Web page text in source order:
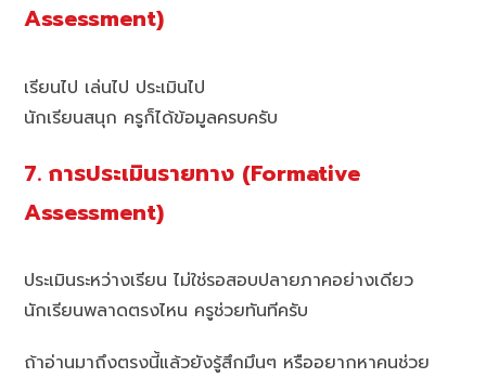
Assessment)
เรียนไป เล่นไป ประเมินไป
นักเรียนสนุก ครูก็ได้ข้อมูลครบครับ
7. การประเมินรายทาง (Formative
Assessment)
ประเมินระหว่างเรียน ไม่ใช่รอสอบปลายภาคอย่างเดียว
นักเรียนพลาดตรงไหน ครูช่วยทันทีครับ
ถ้าอ่านมาถึงตรงนี้แล้วยังรู้สึกมึนๆ หรืออยากหาคนช่วย